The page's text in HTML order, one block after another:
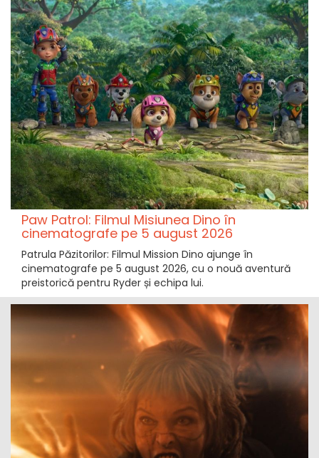
Paw Patrol: Filmul Misiunea Dino în
cinematografe pe 5 august 2026
Patrula Păzitorilor: Filmul Mission Dino ajunge în
cinematografe pe 5 august 2026, cu o nouă aventură
preistorică pentru Ryder și echipa lui.